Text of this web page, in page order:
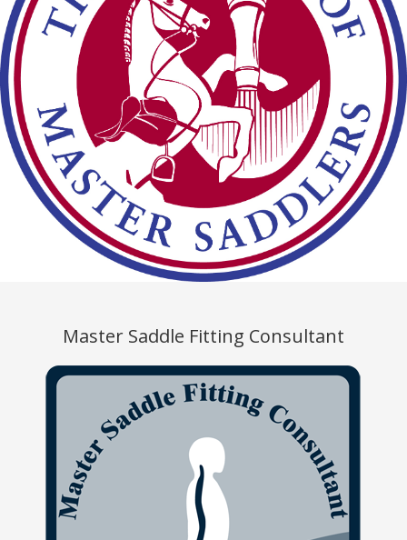
Master Saddle Fitting Consultant